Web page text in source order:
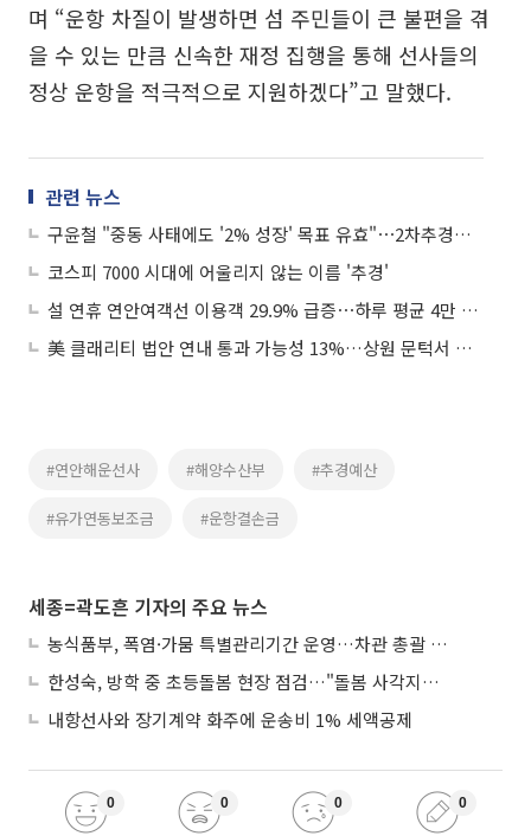
며 “운항 차질이 발생하면 섬 주민들이 큰 불편을 겪
을 수 있는 만큼 신속한 재정 집행을 통해 선사들의
정상 운항을 적극적으로 지원하겠다”고 말했다.
관련 뉴스
구윤철 "중동 사태에도 '2% 성장' 목표 유효"⋯2차추경엔 말 아껴
코스피 7000 시대에 어울리지 않는 이름 '추경'
설 연휴 연안여객선 이용객 29.9% 급증⋯하루 평균 4만 명 넘어
美 클래리티 법안 연내 통과 가능성 13%…상원 문턱서 제동
#연안해운선사 #해양수산부 #추경예산
#유가연동보조금 #운항결손금
세종=곽도흔 기자의 주요 뉴스
농식품부, 폭염·가뭄 특별관리기간 운영…차관 총괄 대응체계 격상
한성숙, 방학 중 초등돌봄 현장 점검…"돌봄 사각지대 없애야"
내항선사와 장기계약 화주에 운송비 1% 세액공제
0 0 0 0